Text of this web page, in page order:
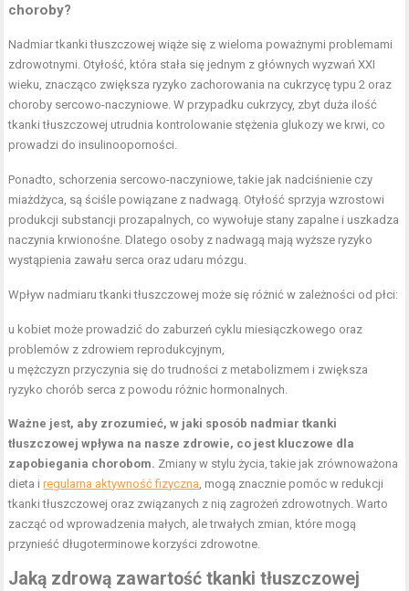
choroby?
Nadmiar tkanki tłuszczowej wiąże się z wieloma poważnymi problemami
zdrowotnymi. Otyłość, która stała się jednym z głównych wyzwań XXI
wieku, znacząco zwiększa ryzyko zachorowania na cukrzycę typu 2 oraz
choroby sercowo-naczyniowe. W przypadku cukrzycy, zbyt duża ilość
tkanki tłuszczowej utrudnia kontrolowanie stężenia glukozy we krwi, co
prowadzi do insulinooporności.
Ponadto, schorzenia sercowo-naczyniowe, takie jak nadciśnienie czy
miażdżyca, są ściśle powiązane z nadwagą. Otyłość sprzyja wzrostowi
produkcji substancji prozapalnych, co wywołuje stany zapalne i uszkadza
naczynia krwionośne. Dlatego osoby z nadwagą mają wyższe ryzyko
wystąpienia zawału serca oraz udaru mózgu.
Wpływ nadmiaru tkanki tłuszczowej może się różnić w zależności od płci:
u kobiet może prowadzić do zaburzeń cyklu miesiączkowego oraz
problemów z zdrowiem reprodukcyjnym,
u mężczyzn przyczynia się do trudności z metabolizmem i zwiększa
ryzyko chorób serca z powodu różnic hormonalnych.
Ważne jest, aby zrozumieć, w jaki sposób nadmiar tkanki
tłuszczowej wpływa na nasze zdrowie, co jest kluczowe dla
zapobiegania chorobom. Zmiany w stylu życia, takie jak zrównoważona
dieta iregularna aktywność fizyczna, mogą znacznie pomóc w redukcji
tkanki tłuszczowej oraz związanych z nią zagrożeń zdrowotnych. Warto
zacząć od wprowadzenia małych, ale trwałych zmian, które mogą
przynieść długoterminowe korzyści zdrowotne.
Jaką zdrową zawartość tkanki tłuszczowej